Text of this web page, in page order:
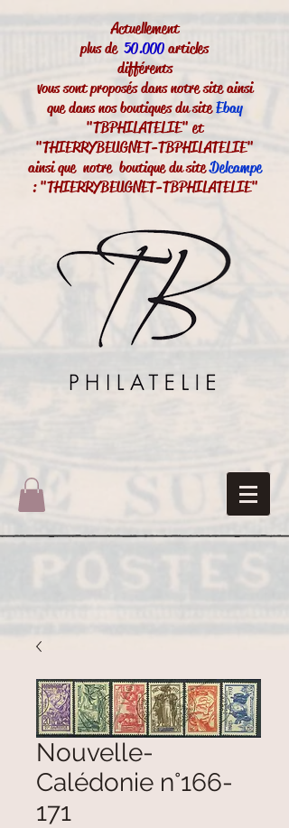
Actuellement
plus de50.000articles
différents
vous sont proposés dans notre site ainsi
que dans nos boutiques du siteEbay
"TBPHILATELIE" et
"THIERRYBEUGNET-TBPHILATELIE"
ainsi que notre boutique du siteDelcampe
: "THIERRYBEUGNET-TBPHILATELIE"
Nouvelle-
Calédonie n°166-
171